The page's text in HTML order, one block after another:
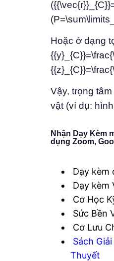
Hoặc ở dạng
Vậy, trọng
vật (ví dụ:
Nhận Dạy Kèm
dụng Zoom,
Dạy kèm
Dạy kèm
Cơ Học
Sức Bền
Cơ Lưu
Sách
Thuyết